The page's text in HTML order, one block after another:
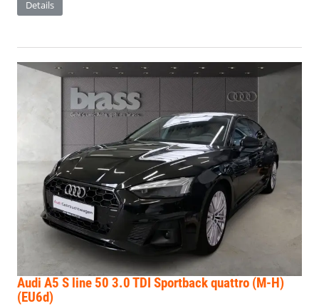
Details
Audi A5 S line 50 3.0 TDI Sportback quattro (M-H)
(EU6d)